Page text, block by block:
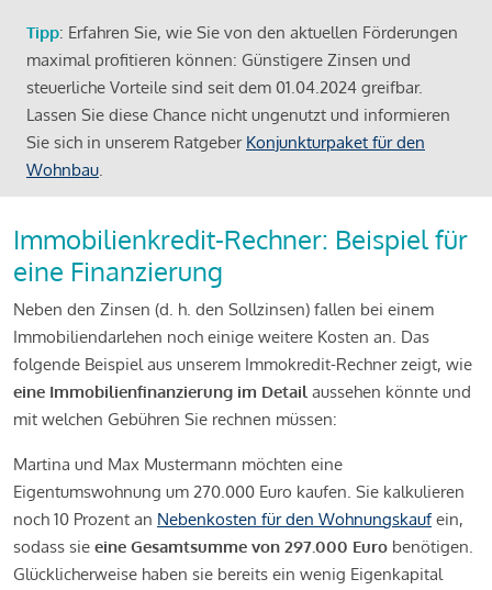
Tipp: Erfahren Sie, wie Sie von den aktuellen Förderungen
maximal profitieren können: Günstigere Zinsen und
steuerliche Vorteile sind seit dem 01.04.2024 greifbar.
Lassen Sie diese Chance nicht ungenutzt und informieren
Sie sich in unserem Ratgeber Konjunkturpaket für den
Wohnbau.
Immobilienkredit-Rechner: Beispiel für
eine Finanzierung
Neben den Zinsen (d. h. den Sollzinsen) fallen bei einem
Immobiliendarlehen noch einige weitere Kosten an. Das
folgende Beispiel aus unserem Immokredit-Rechner zeigt, wie
eine Immobilienfinanzierung im Detail aussehen könnte und
mit welchen Gebühren Sie rechnen müssen:
Martina und Max Mustermann möchten eine
Eigentumswohnung um 270.000 Euro kaufen. Sie kalkulieren
noch 10 Prozent an Nebenkosten für den Wohnungskaufein,
sodass sie eine Gesamtsumme von 297.000 Euro benötigen.
Glücklicherweise haben sie bereits ein wenig Eigenkapital